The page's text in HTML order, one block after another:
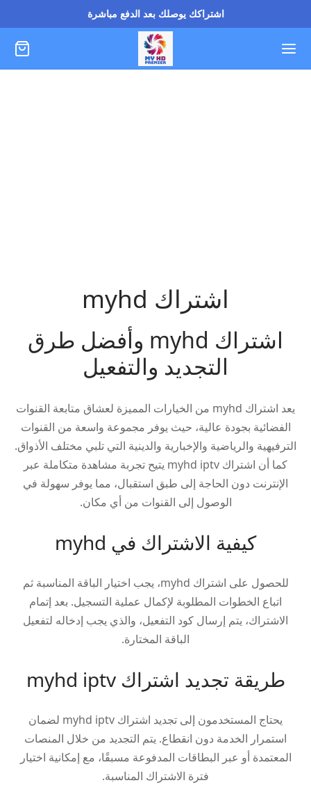
اشتراكك يوصلك بعد الدفع مباشرة
اشتراك myhd
اشتراك myhd وأفضل طرق
التجديد والتفعيل
يعد اشتراك myhd من الخيارات المميزة لعشاق متابعة القنوات
الفضائية بجودة عالية، حيث يوفر مجموعة واسعة من القنوات
الترفيهية والرياضية والإخبارية والدينية التي تلبي مختلف الأذواق.
كما أن اشتراك myhd iptv يتيح تجربة مشاهدة متكاملة عبر
الإنترنت دون الحاجة إلى طبق استقبال، مما يوفر سهولة في
الوصول إلى القنوات من أي مكان.
كيفية الاشتراك في myhd
للحصول على اشتراك myhd، يجب اختيار الباقة المناسبة ثم
اتباع الخطوات المطلوبة لإكمال عملية التسجيل. بعد إتمام
الاشتراك، يتم إرسال كود التفعيل، والذي يجب إدخاله لتفعيل
الباقة المختارة.
طريقة تجديد اشتراك myhd iptv
يحتاج المستخدمون إلى تجديد اشتراك myhd iptv لضمان
استمرار الخدمة دون انقطاع. يتم التجديد من خلال المنصات
المعتمدة أو عبر البطاقات المدفوعة مسبقًا، مع إمكانية اختيار
فترة الاشتراك المناسبة.